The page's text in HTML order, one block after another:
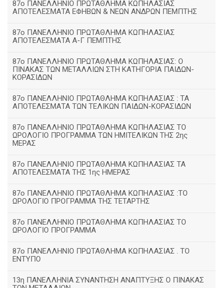
87ο ΠΑΝΕΛΛΗΝΙΟ ΠΡΩΤΑΘΛΗΜΑ ΚΩΠΗΛΑΣΙΑΣ
ΑΠΟΤΕΛΕΣΜΑΤΑ ΕΦΗΒΩΝ & ΝΕΩΝ ΑΝΔΡΩΝ ΠΕΜΠΤΗΣ
87ο ΠΑΝΕΛΛΗΝΙΟ ΠΡΩΤΑΘΛΗΜΑ ΚΩΠΗΛΑΣΙΑΣ
ΑΠΟΤΕΛΕΣΜΑΤΑ Α-Γ ΠΕΜΠΤΗΣ
87ο ΠΑΝΕΛΛΗΝΙΟ ΠΡΩΤΑΘΛΗΜΑ ΚΩΠΗΛΑΣΙΑΣ: Ο
ΠΙΝΑΚΑΣ ΤΩΝ ΜΕΤΑΛΛΙΩΝ ΣΤΗ ΚΑΤΗΓΟΡΙΑ ΠΑΙΔΩΝ-
ΚΟΡΑΣΙΔΩΝ
87ο ΠΑΝΕΛΛΗΝΙΟ ΠΡΩΤΑΘΛΗΜΑ ΚΩΠΗΛΑΣΙΑΣ : ΤΑ
ΑΠΟΤΕΛΕΣΜΑΤΑ ΤΩΝ ΤΕΛΙΚΩΝ ΠΑΙΔΩΝ-ΚΟΡΑΣΙΔΩΝ
87ο ΠΑΝΕΛΛΗΝΙΟ ΠΡΩΤΑΘΛΗΜΑ ΚΩΠΗΛΑΣΙΑΣ ΤΟ
ΩΡΟΛΟΓΙΟ ΠΡΟΓΡΑΜΜΑ ΤΩΝ ΗΜΙΤΕΛΙΚΩΝ ΤΗΣ 2ης
ΜΕΡΑΣ
87ο ΠΑΝΕΛΛΗΝΙΟ ΠΡΩΤΑΘΛΗΜΑ ΚΩΠΗΛΑΣΙΑΣ ΤΑ
ΑΠΟΤΕΛΕΣΜΑΤΑ ΤΗΣ 1ης ΗΜΕΡΑΣ
87ο ΠΑΝΕΛΛΗΝΙΟ ΠΡΩΤΑΘΛΗΜΑ ΚΩΠΗΛΑΣΙΑΣ :ΤΟ
ΩΡΟΛΟΓΙΟ ΠΡΟΓΡΑΜΜΑ ΤΗΣ ΤΕΤΑΡΤΗΣ
87ο ΠΑΝΕΛΛΗΝΙΟ ΠΡΩΤΑΘΛΗΜΑ ΚΩΠΗΛΑΣΙΑΣ ΤΟ
ΩΡΟΛΟΓΙΟ ΠΡΟΓΡΑΜΜΑ
87ο ΠΑΝΕΛΛΗΝΙΟ ΠΡΩΤΑΘΛΗΜΑ ΚΩΠΗΛΑΣΙΑΣ . ΤΟ
ΕΝΤΥΠΟ
13η ΠΑΝΕΛΛΗΝΙΑ ΣΥΝΑΝΤΗΣΗ ΑΝΑΠΤΥΞΗΣ Ο ΠΙΝΑΚΑΣ